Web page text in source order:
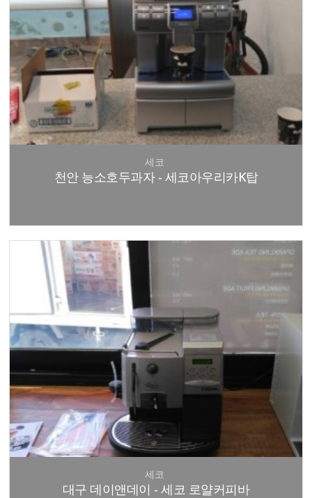
세코
천안 능소호두과자 - 세코아우리카K탑
세코
대구 데이앤데이 - 세코 로얄커피바